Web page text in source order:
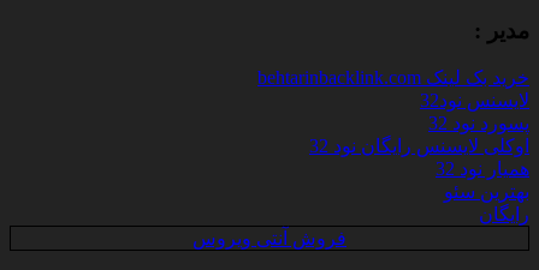
مدیر :
خرید بک لینک behtarinbacklink.com
لایسنس نود32
پسورد نود 32
اوکلی لایسنس رایگان نود 32
همیار نود 32
بهترین سئو
رایگان
فروش آنتی ویروس